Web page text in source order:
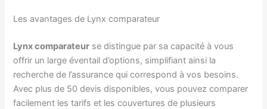
Les avantages de Lynx comparateur
Lynx comparateur se distingue par sa capacité à vous
offrir un large éventail d’options, simplifiant ainsi la
recherche de l’assurance qui correspond à vos besoins.
Avec plus de 50 devis disponibles, vous pouvez comparer
facilement les tarifs et les couvertures de plusieurs